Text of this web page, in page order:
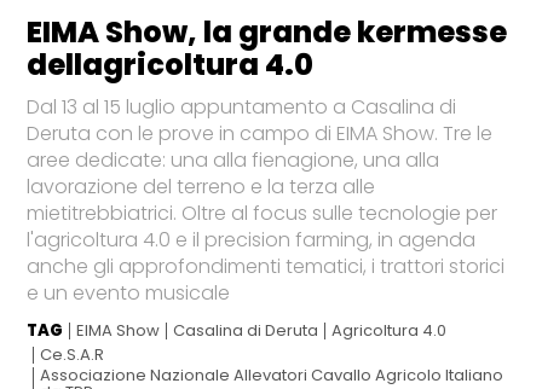
EIMA Show, la grande kermesse
dellagricoltura 4.0
Dal 13 al 15 luglio appuntamento a Casalina di
Deruta con le prove in campo di EIMA Show. Tre le
aree dedicate: una alla fienagione, una alla
lavorazione del terreno e la terza alle
mietitrebbiatrici. Oltre al focus sulle tecnologie per
l'agricoltura 4.0 e il precision farming, in agenda
anche gli approfondimenti tematici, i trattori storici
e un evento musicale
TAG EIMA Show Casalina di Deruta
Agricoltura 4.0
Ce.S.A.R
Associazione Nazionale Allevatori Cavallo Agricolo Italiano